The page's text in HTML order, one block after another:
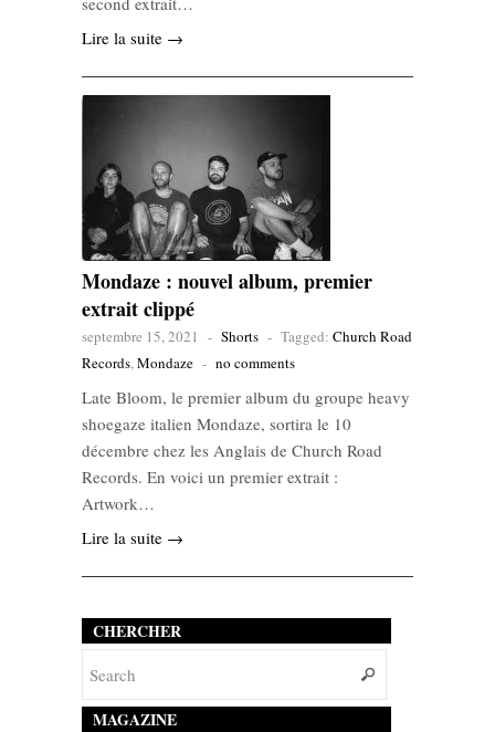
Lire la suite →
Mondaze : nouvel album, premier
extrait clippé
septembre 15, 2021 - Shorts - Tagged: Church Road
Records,Mondaze - no comments
Late Bloom, le premier album du groupe heavy
shoegaze italien Mondaze, sortira le 10
décembre chez les Anglais de Church Road
Records. En voici un premier extrait :
Artwork…
Lire la suite →
CHERCHER
MAGAZINE